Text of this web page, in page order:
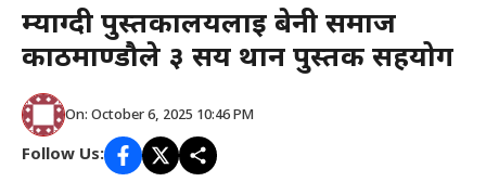
म्याग्दी पुस्तकालयलाई बेनी समाज
काठमाण्डौले ३ सय थान पुस्तक सहयोग
On: October 6, 2025 10:46 PM
Follow Us: